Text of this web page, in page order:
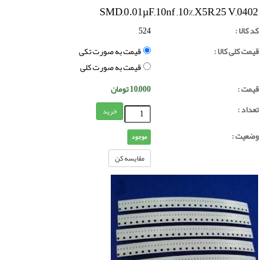
SMD,0.01µF,10nf ,10%,X5R,25 V,0402
کد کالا :
524
قیمت کلی کالا :
قیمت به صورت تکی
قیمت به صورت کلی
قیمت :
10,000تومان
تعداد :
خرید
وضعیت : موجود
مقایسه کن